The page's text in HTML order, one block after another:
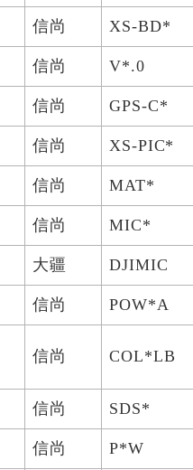
信尚 XS-BD*
信尚 V*.0
信尚 GPS-C*
信尚 XS-PIC*
信尚 MAT*
信尚 MIC*
大疆 DJIMIC
信尚 POW*A
信尚 COL*LB
信尚 SDS*
信尚 P*W